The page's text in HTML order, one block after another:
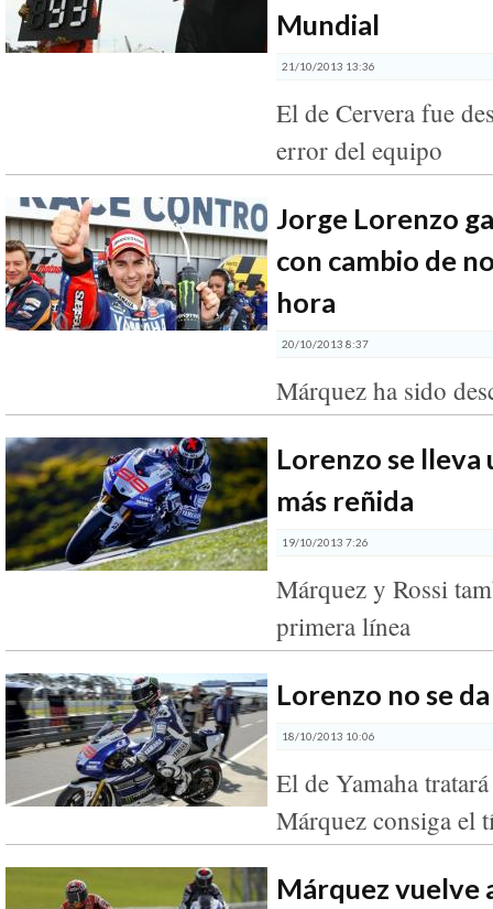
Mundial
21/10/2013 13:36
El de Cervera fue
error del equipo
Jorge Lorenzo
con cambio de
hora
20/10/2013 8:37
Márquez ha sido
Lorenzo se lleva
más reñida
19/10/2013 7:26
Márquez y Rossi
primera línea
Lorenzo no se
18/10/2013 10:06
El de Yamaha
Márquez consiga el
Márquez vuelve